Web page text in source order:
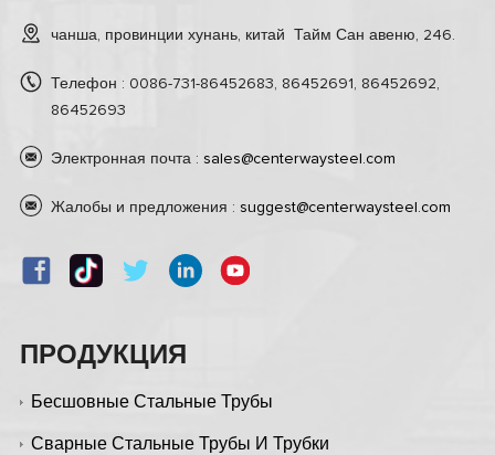
чанша, провинции хунань, китай Тайм Сан авеню, 246.
Телефон : 0086-731-86452683, 86452691, 86452692,
86452693
Электронная почта : sales@centerwaysteel.com
Жалобы и предложения : suggest@centerwaysteel.com
ПРОДУКЦИЯ
Бесшовные Стальные Трубы
Сварные Стальные Трубы И Трубки